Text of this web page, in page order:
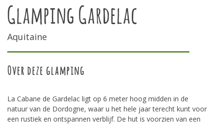
Glamping Gardelac
Aquitaine
Over deze glamping
La Cabane de Gardelac ligt op 6 meter hoog midden in de
natuur van de Dordogne, waar u het hele jaar terecht kunt voor
een rustiek en ontspannen verblijf. De hut is voorzien van een